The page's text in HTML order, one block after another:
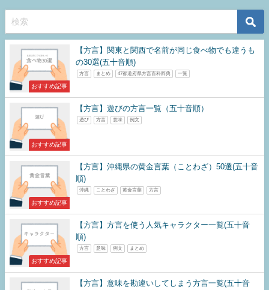
おすすめ記事
【方言】関東と関西で名前が同じ食べ物でも違うも
の30選(五十音順)
方言 まとめ 47都道府県方言百科辞典 一覧
おすすめ記事
【方言】遊びの方言一覧（五十音順）
遊び 方言 意味 例文
おすすめ記事
【方言】沖縄県の黄金言葉（ことわざ）50選(五十音
順)
沖縄 ことわざ 黄金言葉 方言
おすすめ記事
【方言】方言を使う人気キャラクター一覧(五十音
順)
方言 意味 例文 まとめ
【方言】意味を勘違いしてしまう方言一覧(五十音